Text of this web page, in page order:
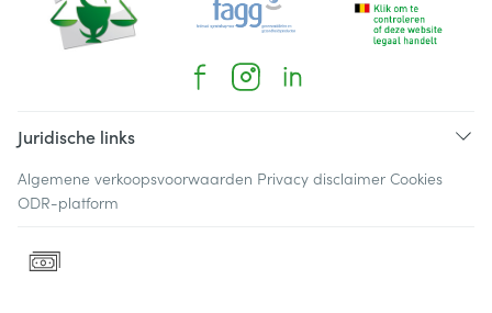
Juridische links
Algemene verkoopsvoorwaarden Privacy disclaimer Cookies
ODR-platform